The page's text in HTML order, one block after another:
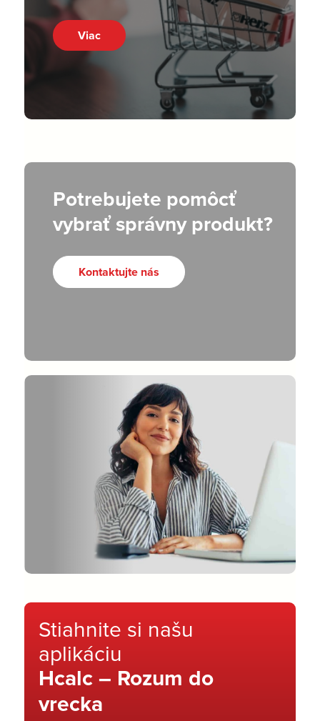
Viac
Potrebujete pomôcť
vybrať správny produkt?
Kontaktujte nás
Stiahnite si našu
aplikáciu
Hcalc – Rozum do
vrecka